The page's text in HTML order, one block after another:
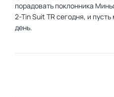
порадовать поклонника
2-Tin Suit TR сегодня, и
день.